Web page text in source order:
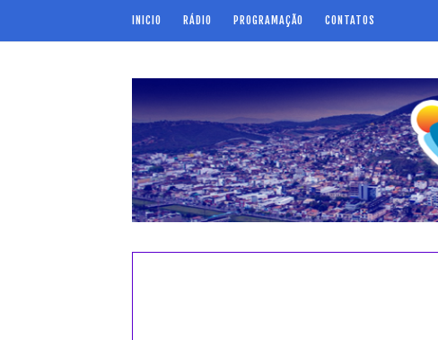
INICIO RÁDIO PROGRAMAÇÃO CONTATOS